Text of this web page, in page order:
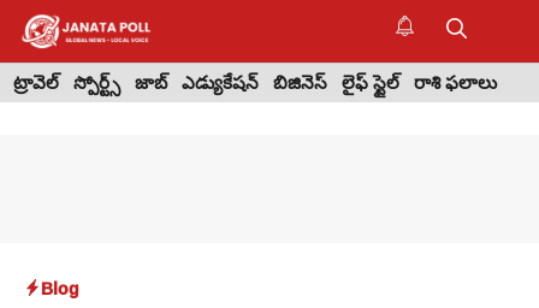
Skip
content
ట్రావెల్ స్పోర్ట్స్ జాబ్ ఎడ్యుకేషన్ బిజినెస్ లైఫ్ స్టైల్ రాశి ఫలాలు
Blog